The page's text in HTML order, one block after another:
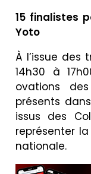
15 finalistes
Yoto
À l’issue des
14h30 à
ovations
présents
issus des
représenter
nationale.